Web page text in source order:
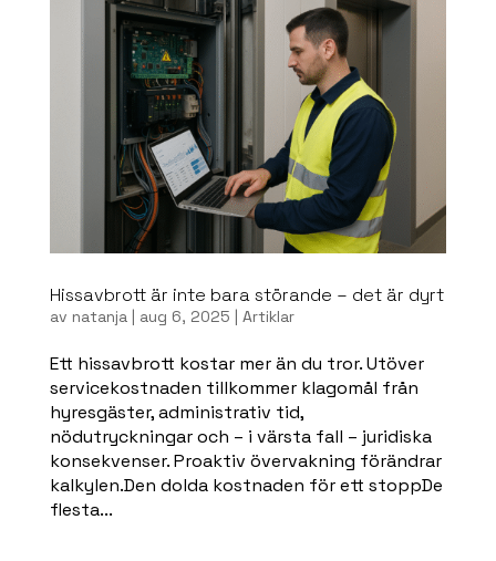
Hissavbrott är inte bara störande – det är dyrt
av natanja| aug 6, 2025 | Artiklar
Ett hissavbrott kostar mer än du tror. Utöver
servicekostnaden tillkommer klagomål från
hyresgäster, administrativ tid,
nödutryckningar och – i värsta fall – juridiska
konsekvenser. Proaktiv övervakning förändrar
kalkylen.Den dolda kostnaden för ett stoppDe
flesta...